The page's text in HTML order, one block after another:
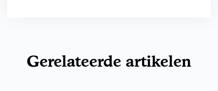
Gerelateerde artikelen